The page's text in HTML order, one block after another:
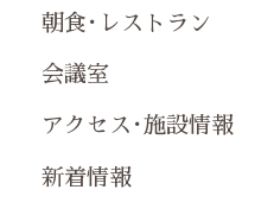
朝食･レストラン
会議室
アクセス･施設情報
新着情報